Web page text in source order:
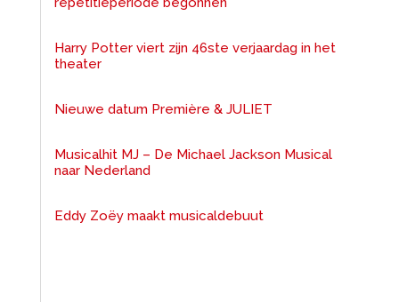
Harry Potter viert zijn 46ste verjaardag in het
theater
Nieuwe datum Première & JULIET
Musicalhit MJ – De Michael Jackson Musical
naar Nederland
Eddy Zoëy maakt musicaldebuut